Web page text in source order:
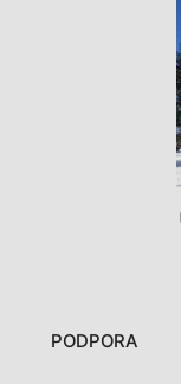
PODPORA